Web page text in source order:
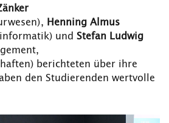
Henning Almus
und Stefan Ludwig
berichteten über ihre
den Studierenden wertvolle